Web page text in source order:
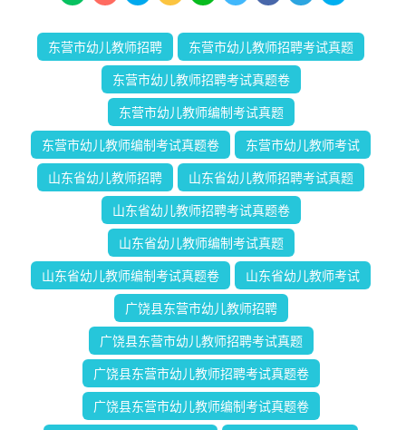
东营市幼儿教师招聘 东营市幼儿教师招聘考试真题
东营市幼儿教师招聘考试真题卷
东营市幼儿教师编制考试真题
东营市幼儿教师编制考试真题卷 东营市幼儿教师考试
山东省幼儿教师招聘 山东省幼儿教师招聘考试真题
山东省幼儿教师招聘考试真题卷
山东省幼儿教师编制考试真题
山东省幼儿教师编制考试真题卷 山东省幼儿教师考试
广饶县东营市幼儿教师招聘
广饶县东营市幼儿教师招聘考试真题
广饶县东营市幼儿教师招聘考试真题卷
广饶县东营市幼儿教师编制考试真题卷